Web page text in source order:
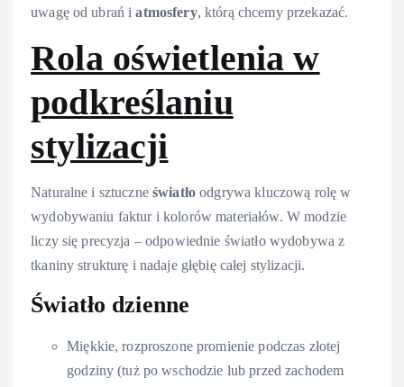
uwagę od ubrań iatmosfery, którą chcemy przekazać.
Rola oświetlenia w
podkreślaniu
stylizacji
Naturalne i sztuczneświatło odgrywa kluczową rolę w
wydobywaniu faktur i kolorów materiałów. W modzie
liczy się precyzja – odpowiednie światło wydobywa z
tkaniny strukturę i nadaje głębię całej stylizacji.
Światło dzienne
Miękkie, rozproszone promienie podczas złotej
godziny (tuż po wschodzie lub przed zachodem